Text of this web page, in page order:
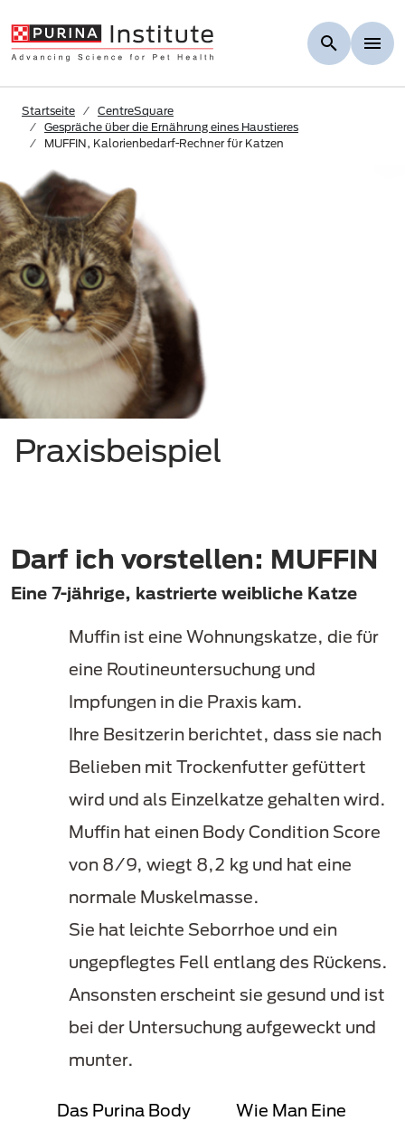
Startseite
CentreSquare
Gespräche über die Ernährung eines Haustieres
MUFFIN, Kalorienbedarf-Rechner für Katzen
Praxisbeispiel
Darf ich vorstellen: MUFFIN
Eine 7-jährige, kastrierte weibliche Katze
Muffin ist eine Wohnungskatze, die für
eine Routineuntersuchung und
Impfungen in die Praxis kam.
Ihre Besitzerin berichtet, dass sie nach
Belieben mit Trockenfutter gefüttert
wird und als Einzelkatze gehalten wird.
Muffin hat einen Body Condition Score
von 8/9, wiegt 8,2 kg und hat eine
normale Muskelmasse.
Sie hat leichte Seborrhoe und ein
ungepflegtes Fell entlang des Rückens.
Ansonsten erscheint sie gesund und ist
bei der Untersuchung aufgeweckt und
munter.
Das Purina Body
Wie Man Eine